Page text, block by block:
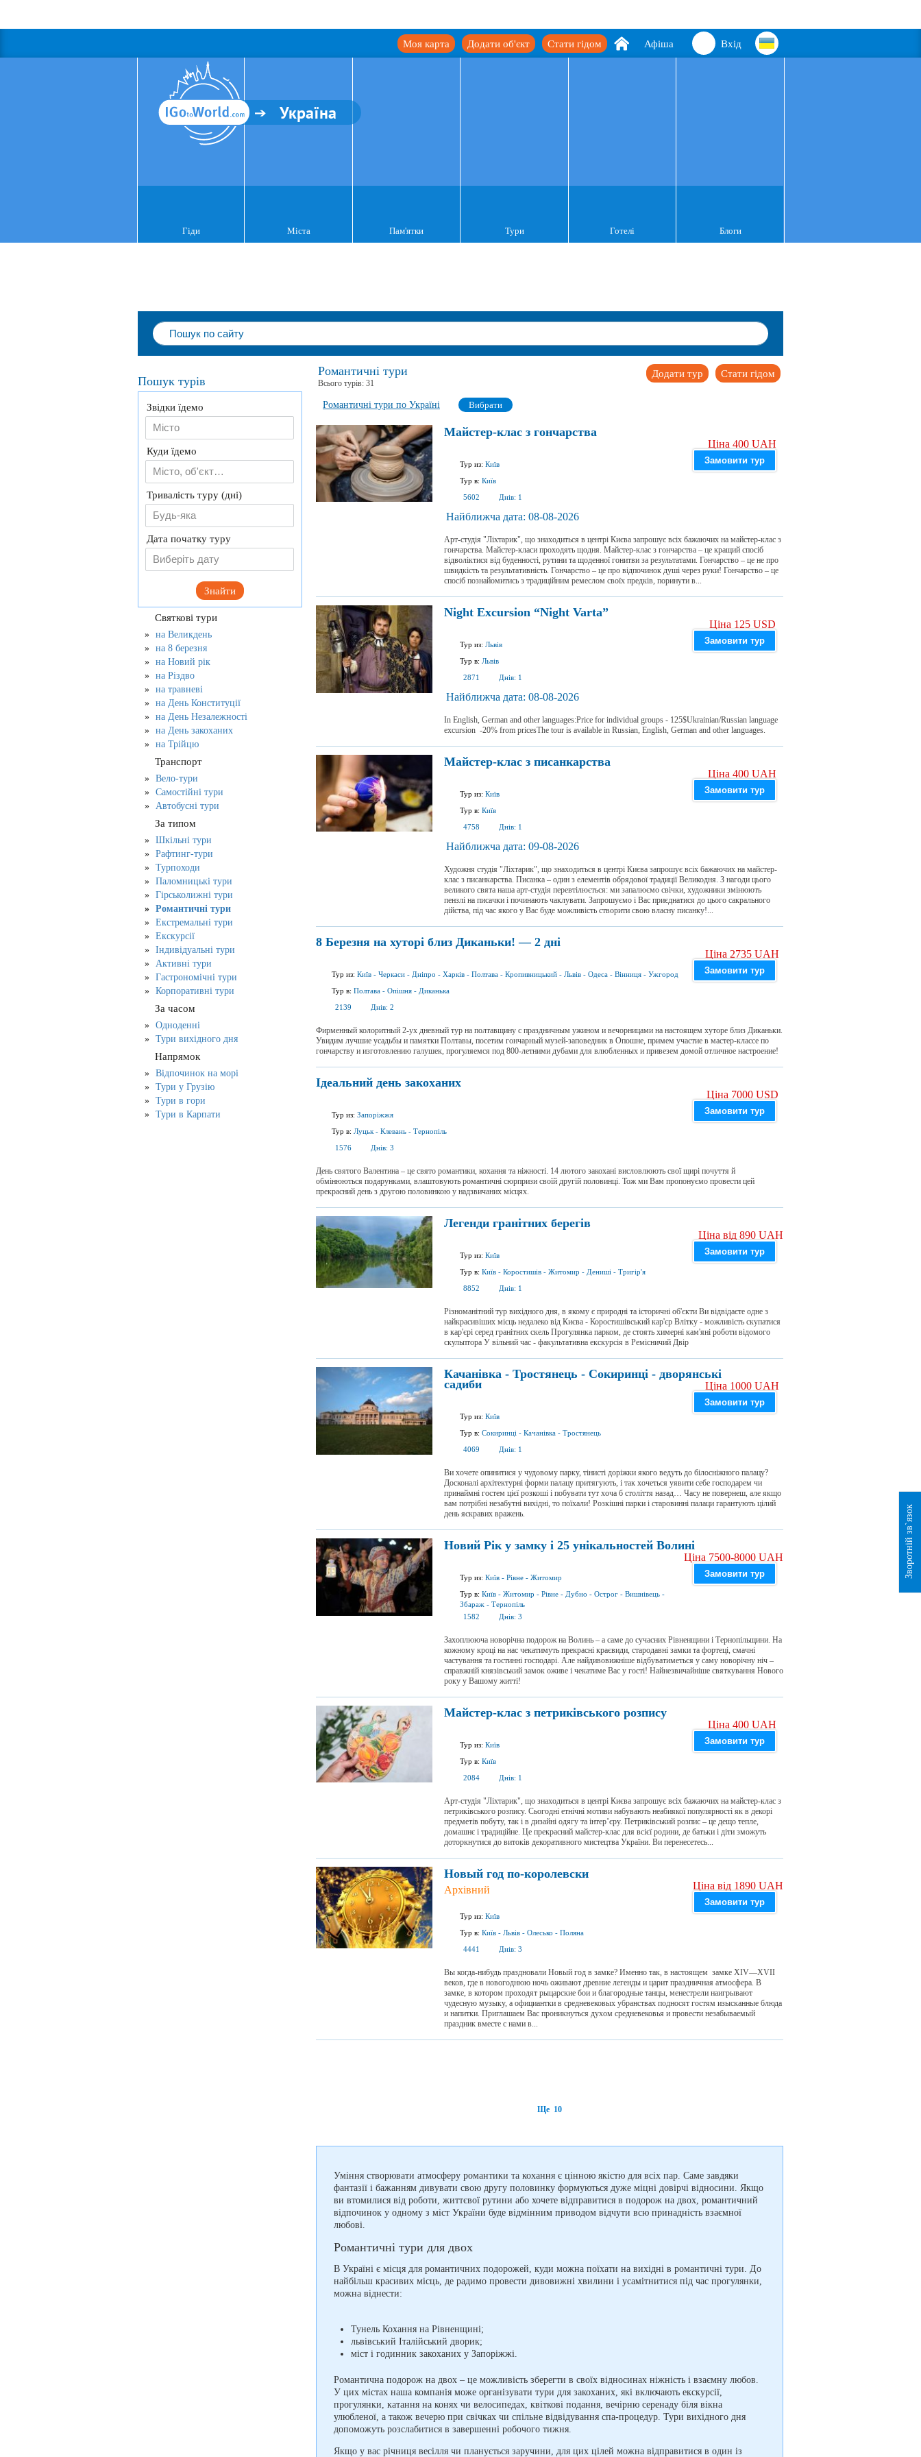
Вхід
Афіша
Стати гідом
Додати об'єкт
Моя карта
Україна
Гіди Міста Пам'ятки Тури Готелі Блоги
Романтичні тури Стати гідом
Додати тур
Всього турів: 31
Романтичні тури по Україні Вибрати
Майстер-клас з гончарства
Тур из: Київ
Тур в: Київ
5602
Днів: 1
Ціна 400 UAH
Замовити тур
Найближча дата: 08-08-2026
Арт-студія "Ліхтарик", що знаходиться в центрі Києва запрошує всіх бажаючих на майстер-клас з
гончарства. Майстер-класи проходять щодня. Майстер-клас з гончарства – це кращий спосіб
відволіктися від буденності, рутини та щоденної гонитви за результатами. Гончарство – це не про
швидкість та результативність. Гончарство – це про відпочинок душі через руки! Гончарство – це
спосіб познайомитись з традиційним ремеслом своїх предків, поринути в...
Night Excursion “Night Varta”
Тур из: Львів
Тур в: Львів
2871
Днів: 1
Ціна 125 USD
Замовити тур
Найближча дата: 08-08-2026
In English, German and other languages:Price for individual groups - 125$Ukrainian/Russian language
excursion -20% from pricesThe tour is available in Russian, English, German and other languages.
Майстер-клас з писанкарства
Тур из: Київ
Тур в: Київ
4758
Днів: 1
Ціна 400 UAH
Замовити тур
Найближча дата: 09-08-2026
Художня студія "Ліхтарик", що знаходиться в центрі Києва запрошує всіх бажаючих на майстер-
клас з писанкарства. Писанка – один з елементів обрядової традиції Великодня. З нагоди цього
великого свята наша арт-студія перевтілюється: ми запалюємо свічки, художники змінюють
пензлі на писачки і починають чаклувати. Запрошуємо і Вас приєднатися до цього сакрального
дійства, під час якого у Вас буде можливість створити свою власну писанку!...
8 Березня на хуторі близ Диканьки! — 2 дні
Тур из: Київ - Черкаси - Дніпро - Харків - Полтава - Кропивницький - Львів - Одеса - Вінниця - Ужгород
Тур в: Полтава - Опішня - Диканька
2139
Днів: 2
Ціна 2735 UAH
Замовити тур
Фирменный колоритный 2-ух дневный тур на полтавщину с праздничным ужином и вечорницами на настоящем хуторе близ Диканьки.
Увидим лучшие усадьбы и памятки Полтавы, посетим гончарный музей-заповедник в Опошне, примем участие в мастер-классе по
гончарству и изготовлению галушек, прогуляемся под 800-летними дубами для влюбленных и привезем домой отличное настроение!
Ідеальний день закоханих
Тур из: Запоріжжя
Тур в: Луцьк - Клевань - Тернопіль
1576
Днів: 3
Ціна 7000 USD
Замовити тур
День святого Валентина – це свято романтики, кохання та ніжності. 14 лютого закохані висловлюють свої щирі почуття й
обмінюються подарунками, влаштовують романтичні сюрпризи своїй другій половинці. Тож ми Вам пропонуємо провести цей
прекрасний день з другою половинкою у надзвичаних місцях.
Легенди гранітних берегів
Тур из: Київ
Тур в: Київ - Коростишів - Житомир - Дениші - Тригір'я
8852
Днів: 1
Ціна від 890 UAH
Замовити тур
Різноманітний тур вихідного дня, в якому є природні та історичні об'єкти Ви відвідаєте одне з
найкрасивіших місць недалеко від Києва - Коростишівський кар'єр Влітку - можливість скупатися
в кар'єрі серед гранітних скель Прогулянка парком, де стоять химерні кам'яні роботи відомого
скульптора У вільний час - факультативна екскурсія в Ремісничий Двір
Качанівка - Тростянець - Сокиринці - дворянські
садиби
Тур из: Київ
Тур в: Сокиринці - Качанівка - Тростянець
4069
Днів: 1
Ціна 1000 UAH
Замовити тур
Ви хочете опинитися у чудовому парку, тінисті доріжки якого ведуть до білосніжного палацу?
Досконалі архітектурні форми палацу притягують, і так хочеться уявити себе господарем чи
принаймні гостем цієї розкоші і побувати тут хоча б століття назад… Часу не повернеш, але якщо
вам потрібні незабутні вихідні, то поїхали! Розкішні парки і старовинні палаци гарантують цілий
день яскравих вражень.
Новий Рік у замку і 25 унікальностей Волині
Тур из: Київ - Рівне - Житомир
Тур в: Київ - Житомир - Рівне - Дубно - Острог - Вишнівець -
Збараж - Тернопіль
1582
Днів: 3
Ціна 7500-8000 UAH
Замовити тур
Захоплююча новорічна подорож на Волинь – а саме до сучасних Рівненщини і Тернопільщини. На
кожному кроці на нас чекатимуть прекрасні краєвиди, стародавні замки та фортеці, смачні
частування та гостинні господарі. Але найдивовижніше відбуватиметься у саму новорічну ніч –
справжній князівський замок оживе і чекатиме Вас у гості! Найнезвичайніше святкування Нового
року у Вашому житті!
Майстер-клас з петриківського розпису
Тур из: Київ
Тур в: Київ
2084
Днів: 1
Ціна 400 UAH
Замовити тур
Арт-студія "Ліхтарик", що знаходиться в центрі Києва запрошує всіх бажаючих на майстер-клас з
петриківського розпису. Сьогодні етнічні мотиви набувають неабиякої популярності як в декорі
предметів побуту, так і в дизайні одягу та інтер’єру. Петриківський розпис – це дещо тепле,
домашнє і традиційне. Це прекрасний майстер-клас для всієї родини, де батьки і діти зможуть
доторкнутися до витоків декоративного мистецтва України. Ви перенесетесь...
Новый год по-королевски
Архівний
Тур из: Київ
Тур в: Київ - Львів - Олесько - Поляна
4441
Днів: 3
Ціна від 1890 UAH
Замовити тур
Вы когда-нибудь праздновали Новый год в замке? Именно так, в настоящем замке XIV—XVII
веков, где в новогоднюю ночь оживают древние легенды и царит праздничная атмосфера. В
замке, в котором проходят рыцарские бои и благородные танцы, менестрели наигрывают
чудесную музыку, а официантки в средневековых убранствах подносят гостям изысканные блюда
и напитки. Приглашаем Вас проникнуться духом средневековья и провести незабываемый
праздник вместе с нами в...
Ще 10
Уміння створювати атмосферу романтики та кохання є цінною якістю для всіх пар. Саме завдяки
фантазії і бажанням дивувати свою другу половинку формуються дуже міцні довірчі відносини. Якщо
ви втомилися від роботи, життєвої рутини або хочете відправитися в подорож на двох, романтичний
відпочинок у одному з міст України буде відмінним приводом відчути всю принадність взаємної
любові.
Романтичні тури для двох
В Україні є місця для романтичних подорожей, куди можна поїхати на вихідні в романтичні тури. До
найбільш красивих місць, де радимо провести дивовижні хвилини і усамітнитися під час прогулянки,
можна віднести:
Тунель Кохання на Рівненщині;
львівський Італійський дворик;
міст і годинник закоханих у Запоріжжі.
Романтична подорож на двох – це можливість зберегти в своїх відносинах ніжність і взаємну любов.
У цих містах наша компанія може організувати тури для закоханих, які включають екскурсії,
прогулянки, катання на конях чи велосипедах, квіткові подання, вечірню серенаду біля вікна
улюбленої, а також вечерю при свічках чи спільне відвідування спа-процедур. Тури вихідного дня
допоможуть розслабитися в завершенні робочого тижня.
Якщо у вас річниця весілля чи планується заручини, для цих цілей можна відправитися в один із
Пошук турів
Звідки їдемо
Куди їдемо
Тривалість туру (дні)
Будь-яка
Дата початку туру
Знайти
Святкові тури
на Великдень
на 8 березня
на Новий рік
на Різдво
на травневі
на День Конституції
на День Незалежності
на День закоханих
на Трійцю
Транспорт
Вело-тури
Самостійні тури
Автобусні тури
За типом
Шкільні тури
Рафтинг-тури
Турпоходи
Паломницькі тури
Гірськолижні тури
Романтичні тури
Екстремальні тури
Екскурсії
Індивідуальні тури
Активні тури
Гастрономічні тури
Корпоративні тури
За часом
Одноденні
Тури вихідного дня
Напрямок
Відпочинок на морі
Тури у Грузію
Тури в гори
Тури в Карпати
Зворотній зв`язок